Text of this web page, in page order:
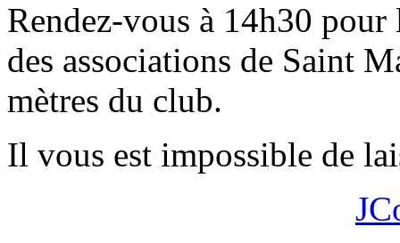
Rendez-vous à 14h30
des associations de Saint
mètres du club.
Il vous est impossible de